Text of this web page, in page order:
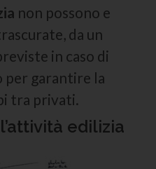
non possono e
da un
in caso di
garantire la
tra privati.
edilizia